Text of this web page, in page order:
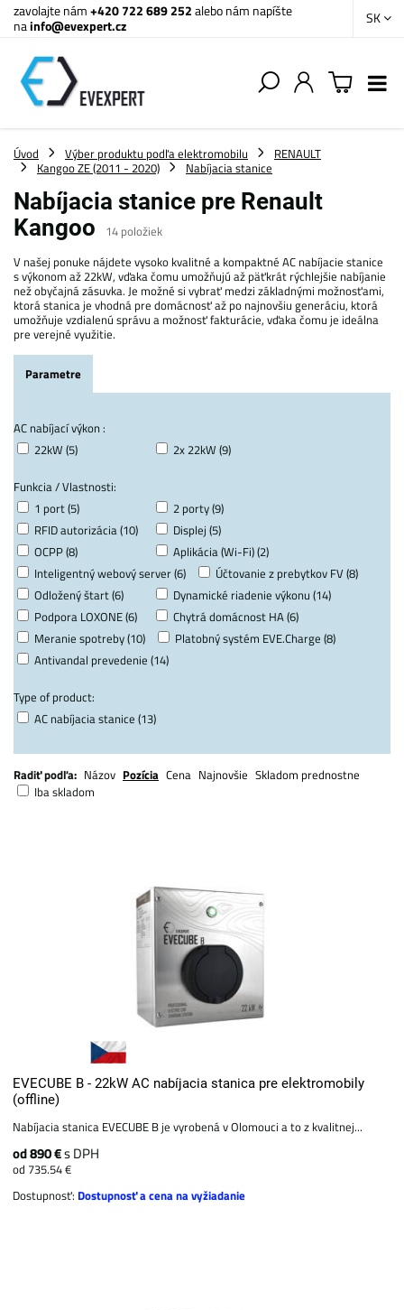
zavolajte nám+420 722 689 252alebo nám napíšte
nainfo@evexpert.cz SK
Úvod Výber produktu podľa elektromobilu
RENAULT
Kangoo ZE (2011 - 2020)
Nabíjacia stanice
Nabíjacia stanice pre Renault
Kangoo
14 položiek
V našej ponuke nájdete vysoko kvalitné a kompaktné AC nabíjacie stanice
s výkonom až 22kW, vďaka čomu umožňujú až päťkrát rýchlejšie nabíjanie
než obyčajná zásuvka. Je možné si vybrať medzi základnými možnosťami,
ktorá stanica je vhodná pre domácnosť až po najnovšiu generáciu, ktorá
umožňuje vzdialenú správu a možnosť fakturácie, vďaka čomu je ideálna
pre verejné využitie.
Parametre
AC nabíjací výkon :
22kW (5)
2x 22kW (9)
Funkcia / Vlastnosti:
1 port (5)
2 porty (9)
RFID autorizácia (10)
Displej (5)
OCPP (8)
Aplikácia (Wi-Fi) (2)
Inteligentný webový server (6)
Účtovanie z prebytkov FV (8)
Odložený štart (6)
Dynamické riadenie výkonu (14)
Podpora LOXONE (6)
Chytrá domácnost HA (6)
Meranie spotreby (10)
Platobný systém EVE.Charge (8)
Antivandal prevedenie (14)
Type of product:
AC nabíjacia stanice (13)
Radiť podľa: Názov Pozícia Cena Najnovšie Skladom prednostne
Iba skladom
EVECUBE B - 22kW AC nabíjacia stanica pre elektromobily
(offline)
Nabíjacia stanica EVECUBE B je vyrobená v Olomouci a to z kvalitnej...
od 890 €s DPH
od 735.54 €
Dostupnosť: Dostupnosť a cena na vyžiadanie